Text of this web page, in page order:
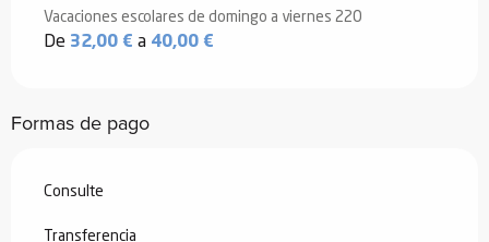
Vacaciones escolares de domingo a viernes 220
De 32,00 € a 40,00 €
Formas de pago
Consulte
Transferencia